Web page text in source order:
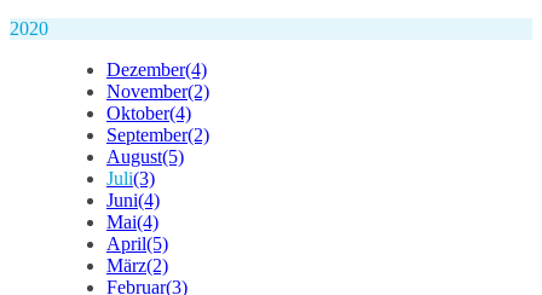
2020
Dezember(4)
November(2)
Oktober(4)
September(2)
August(5)
Juli(3)
Juni(4)
Mai(4)
April(5)
März(2)
Februar(3)